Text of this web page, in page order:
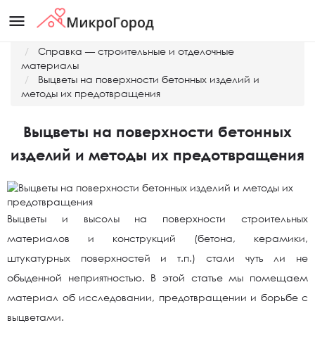
menu
Справка — строительные и отделочные
материалы
Выцветы на поверхности бетонных изделий и
методы их предотвращения
Выцветы на поверхности бетонных
изделий и методы их предотвращения
Выцветы и высолы на поверхности строительных
материалов и конструкций (бетона, керамики,
штукатурных поверхностей и т.п.) стали чуть ли не
обыденной неприятностью. В этой статье мы помещаем
материал об исследовании, предотвращении и борьбе с
выцветами.